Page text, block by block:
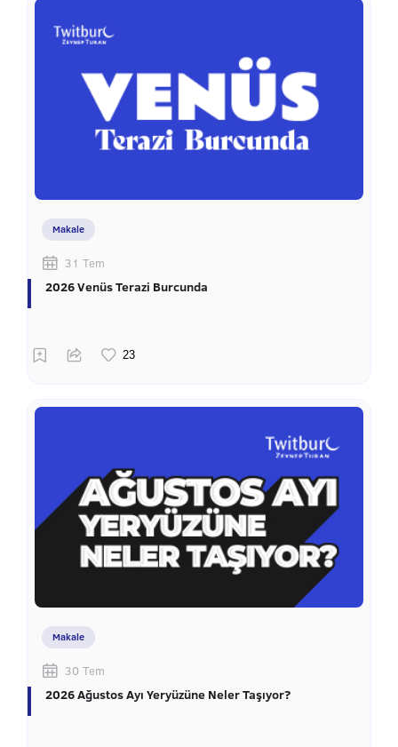
Makale
31 Tem
2026 Venüs Terazi Burcunda
Makale
30 Tem
2026 Ağustos Ayı Yeryüzüne Neler Taşıyor?